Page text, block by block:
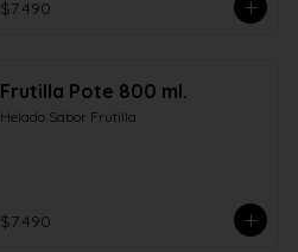
$7.490
Frutilla Pote 800 ml.
Helado Sabor Frutilla
$7.490